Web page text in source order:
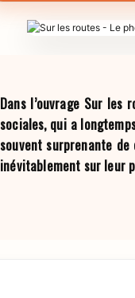
Dans l’ouvrage Sur les
sociales, qui a
souvent surprenante
inévitablement sur leur